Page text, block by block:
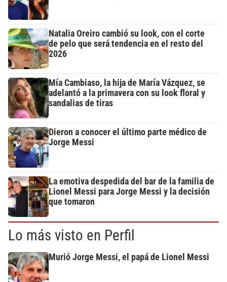
Natalia Oreiro cambió su look, con el corte
de pelo que será tendencia en el resto del
2026
Mía Cambiaso, la hija de María Vázquez, se
adelantó a la primavera con su look floral y
sandalias de tiras
Dieron a conocer el último parte médico de
Jorge Messi
La emotiva despedida del bar de la familia de
Lionel Messi para Jorge Messi y la decisión
que tomaron
Lo más visto en Perfil
Murió Jorge Messi, el papá de Lionel Messi